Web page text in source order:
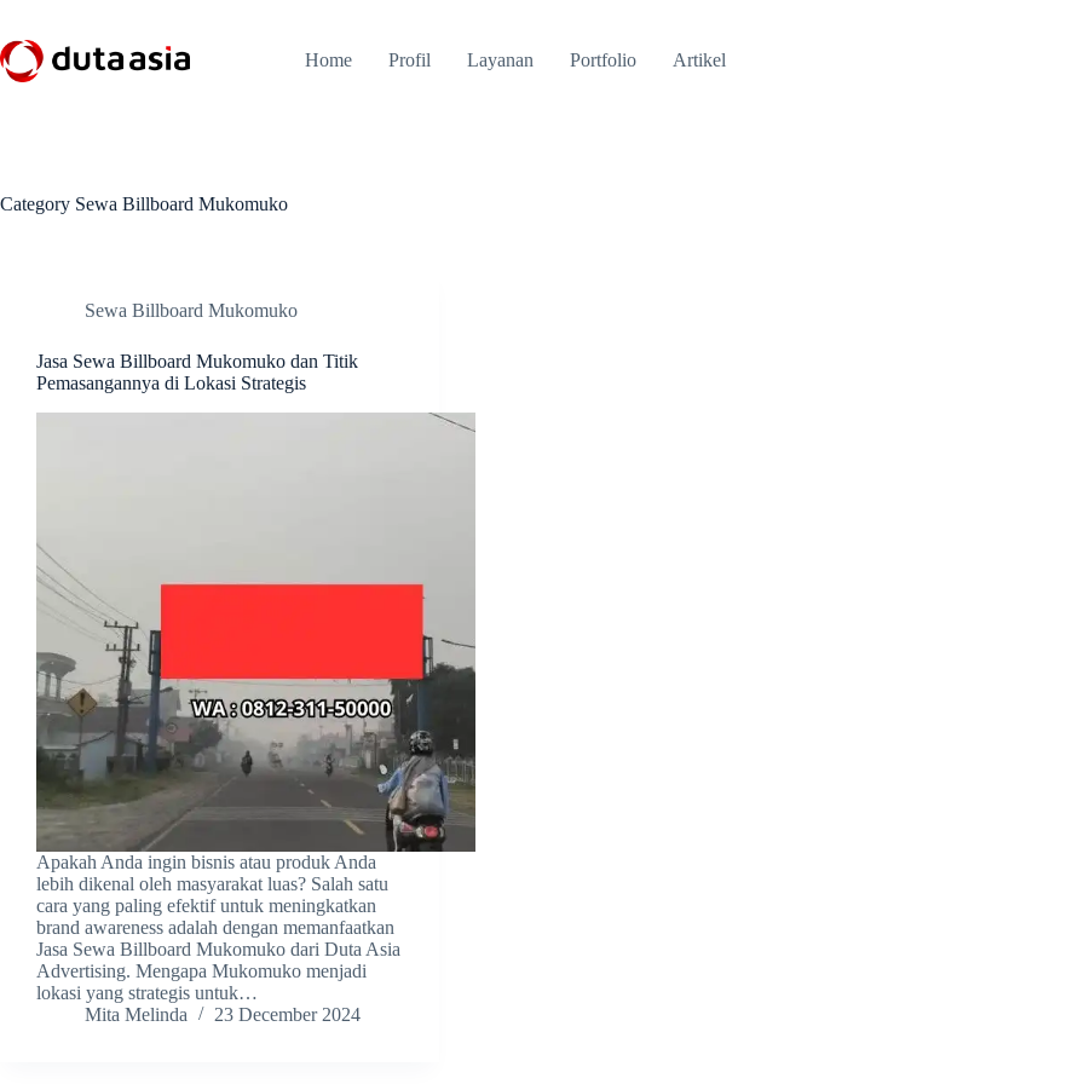
content
Home Profil Layanan Portfolio Artikel
Category Sewa Billboard Mukomuko
Sewa Billboard Mukomuko
Jasa Sewa Billboard Mukomuko dan Titik
Pemasangannya di Lokasi Strategis
Apakah Anda ingin bisnis atau produk Anda
lebih dikenal oleh masyarakat luas? Salah satu
cara yang paling efektif untuk meningkatkan
brand awareness adalah dengan memanfaatkan
Jasa Sewa Billboard Mukomuko dari Duta Asia
Advertising. Mengapa Mukomuko menjadi
lokasi yang strategis untuk…
Mita Melinda
23 December 2024